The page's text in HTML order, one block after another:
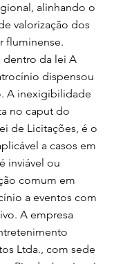
alinhando o
valorização dos
fluminense.
dentro da lei A
dispensou
A inexigibilidade
no caput do
de Licitações, é o
a casos em
inviável ou
comum em
a eventos com
A empresa
Ltda., com sede